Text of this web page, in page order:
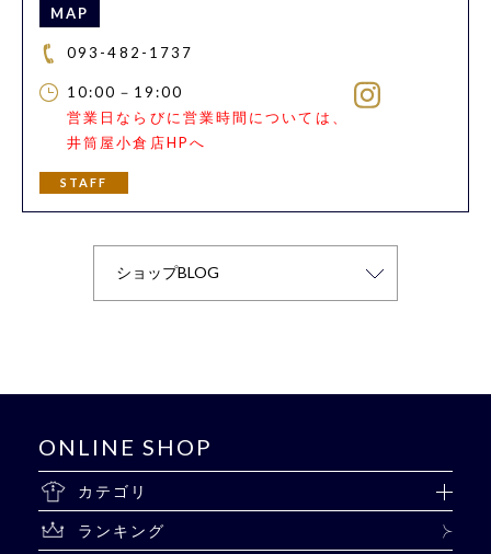
MAP
093-482-1737
10:00－19:00
営業日ならびに営業時間については、
井筒屋小倉店HPへ
STAFF
ONLINE SHOP
カテゴリ
ランキング